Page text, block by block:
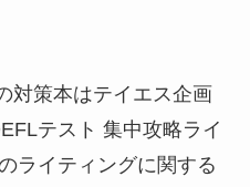
対策本はテイエス企画
テスト 集中攻略ライ
ライティングに関する